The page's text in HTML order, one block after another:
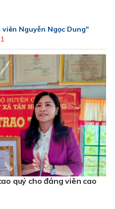
viên Nguyễn Ngọc Dung"
1
quý cho đảng viên cao